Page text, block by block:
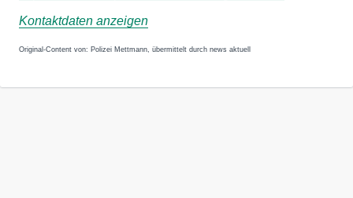
Kontaktdaten anzeigen
Original-Content von: Polizei Mettmann, übermittelt durch news aktuell